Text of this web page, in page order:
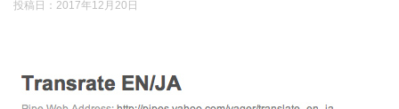
投稿日： 2017年12月20日